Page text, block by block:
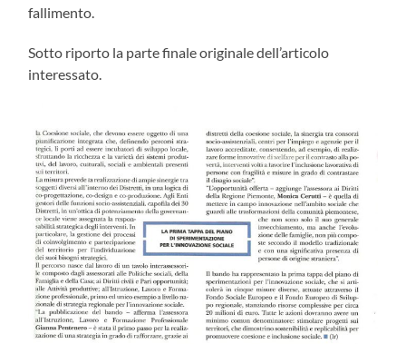
fallimento.
Sotto riporto la parte finale originale dell’articolo
interessato.